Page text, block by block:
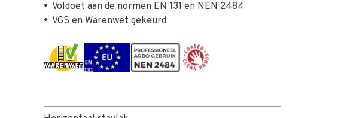
• Voldoet aan de normen EN 131 en NEN 2484
• VGS en Warenwet gekeurd